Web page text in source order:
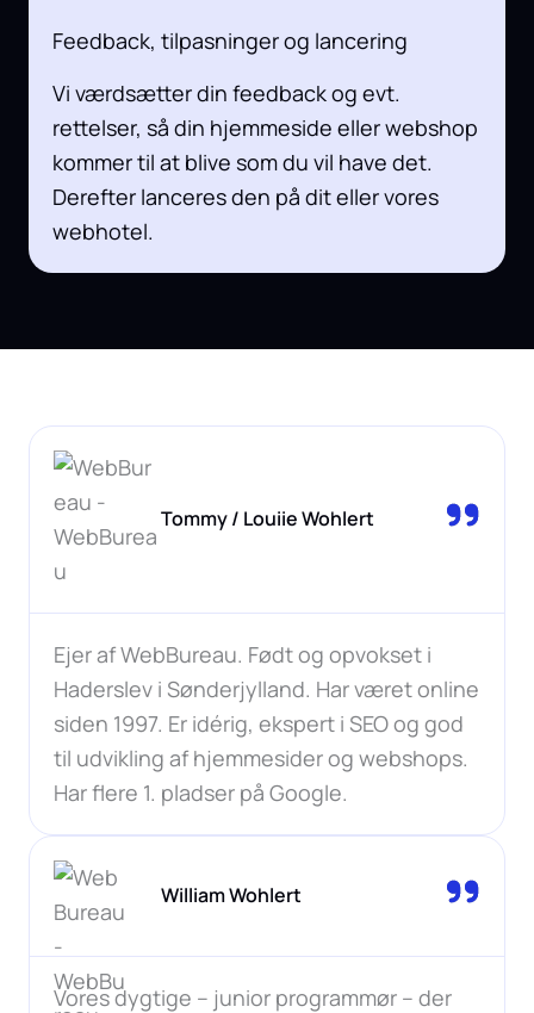
Feedback, tilpasninger og lancering
Vi værdsætter din feedback og evt.
rettelser, så din hjemmeside eller webshop
kommer til at blive som du vil have det.
Derefter lanceres den på dit eller vores
webhotel.
Tommy / Louiie Wohlert
Ejer af WebBureau. Født og opvokset i
Haderslev i Sønderjylland. Har været online
siden 1997. Er idérig, ekspert i SEO og god
til udvikling af hjemmesider og webshops.
Har flere 1. pladser på Google.
William Wohlert
Vores dygtige – junior programmør – der